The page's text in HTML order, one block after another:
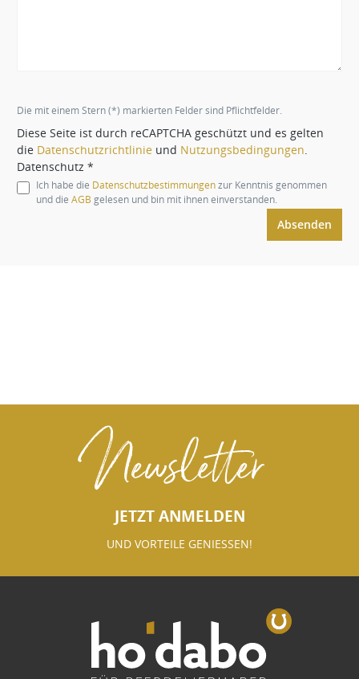
Die mit einem Stern (*) markierten Felder sind Pflichtfelder.
Diese Seite ist durch reCAPTCHA geschützt und es gelten
die Datenschutzrichtlinie und Nutzungsbedingungen
Datenschutz *
Ich habe die Datenschutzbestimmungenzur Kenntnis genommen
und die AGB gelesen und bin mit ihnen einverstanden.
Absenden
Newsletter
JETZT ANMELDEN
UND VORTEILE GENIESSEN!